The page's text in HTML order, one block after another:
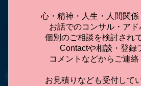
心・精神・人生・人間関
お話でのコンサル・ア
個別のご相談を検討され
Contactや相談・登録
コメントなどからご連絡
お見積りなども受付して